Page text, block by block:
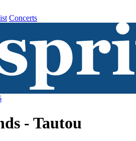
Concerts
- Tautou